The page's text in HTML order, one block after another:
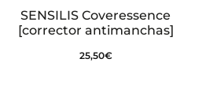
SENSILIS Coveressence
[corrector antimanchas]
25,50€